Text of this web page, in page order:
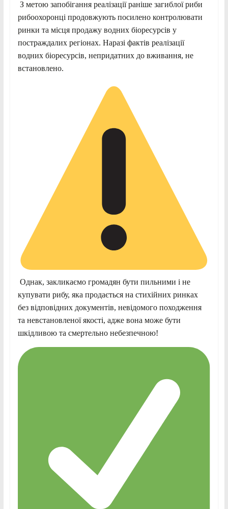
З метою запобігання реалізації раніше загиблої риби
рибоохоронці продовжують посилено контролювати
ринки та місця продажу водних біоресурсів у
постраждалих регіонах. Наразі фактів реалізації
водних біоресурсів, непридатних до вживання, не
встановлено.
Однак, закликаємо громадян бути пильними і не
купувати рибу, яка продається на стихійних ринках
без відповідних документів, невідомого походження
та невстановленої якості, адже вона може бути
шкідливою та смертельно небезпечною!